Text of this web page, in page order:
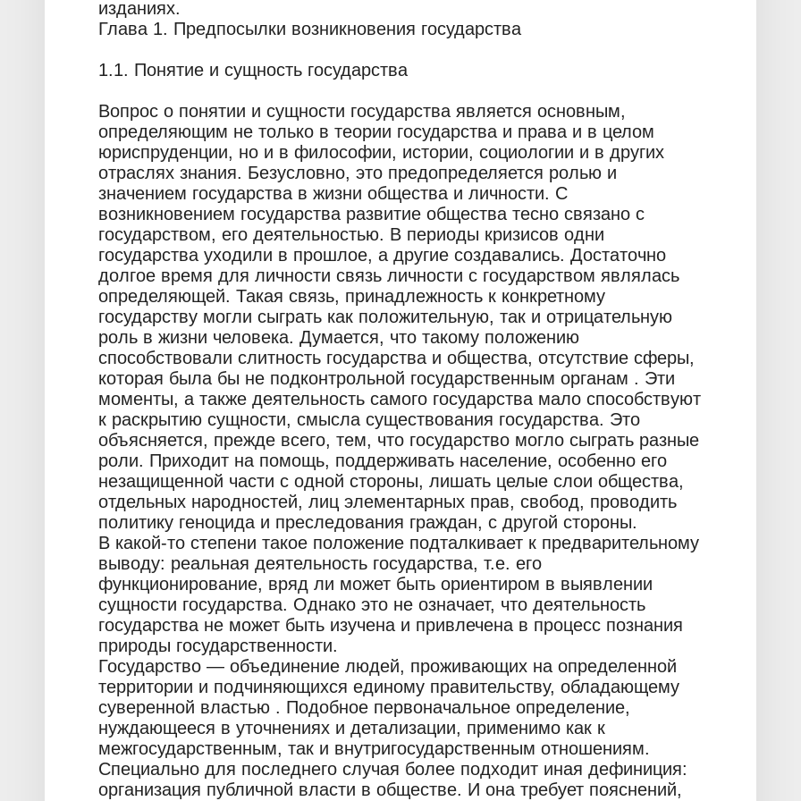
изданиях.
Глава 1. Предпосылки возникновения государства
1.1. Понятие и сущность государства
Вопрос о понятии и сущности государства является основным,
определяющим не только в теории государства и права и в целом
юриспруденции, но и в философии, истории, социологии и в других
отраслях знания. Безусловно, это предопределяется ролью и
значением государства в жизни общества и личности. С
возникновением государства развитие общества тесно связано с
государством, его деятельностью. В периоды кризисов одни
государства уходили в прошлое, а другие создавались. Достаточно
долгое время для личности связь личности с государством являлась
определяющей. Такая связь, принадлежность к конкретному
государству могли сыграть как положительную, так и отрицательную
роль в жизни человека. Думается, что такому положению
способствовали слитность государства и общества, отсутствие сферы,
которая была бы не подконтрольной государственным органам . Эти
моменты, а также деятельность самого государства мало способствуют
к раскрытию сущности, смысла существования государства. Это
объясняется, прежде всего, тем, что государство могло сыграть разные
роли. Приходит на помощь, поддерживать население, особенно его
незащищенной части с одной стороны, лишать целые слои общества,
отдельных народностей, лиц элементарных прав, свобод, проводить
политику геноцида и преследования граждан, с другой стороны.
В какой-то степени такое положение подталкивает к предварительному
выводу: реальная деятельность государства, т.е. его
функционирование, вряд ли может быть ориентиром в выявлении
сущности государства. Однако это не означает, что деятельность
государства не может быть изучена и привлечена в процесс познания
природы государственности.
Государство — объединение людей, проживающих на определенной
территории и подчиняющихся единому правительству, обладающему
суверенной властью . Подобное первоначальное определение,
нуждающееся в уточнениях и детализации, применимо как к
межгосударственным, так и внутригосударственным отношениям.
Специально для последнего случая более подходит иная дефиниция:
организация публичной власти в обществе. И она требует пояснений,